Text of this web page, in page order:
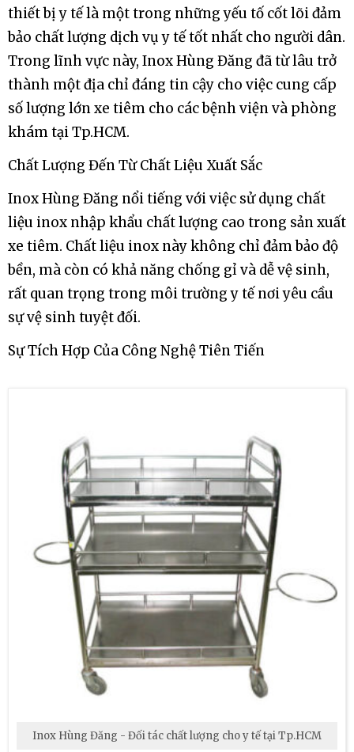
thiết bị y tế là một trong những yếu tố cốt lõi đảm
bảo chất lượng dịch vụ y tế tốt nhất cho người dân.
Trong lĩnh vực này, Inox Hùng Đăng đã từ lâu trở
thành một địa chỉ đáng tin cậy cho việc cung cấp
số lượng lớn xe tiêm cho các bệnh viện và phòng
khám tại Tp.HCM.
Chất Lượng Đến Từ Chất Liệu Xuất Sắc
Inox Hùng Đăng nổi tiếng với việc sử dụng chất
liệu inox nhập khẩu chất lượng cao trong sản xuất
xe tiêm. Chất liệu inox này không chỉ đảm bảo độ
bền, mà còn có khả năng chống gỉ và dễ vệ sinh,
rất quan trọng trong môi trường y tế nơi yêu cầu
sự vệ sinh tuyệt đối.
Sự Tích Hợp Của Công Nghệ Tiên Tiến
Inox Hùng Đăng - Đối tác chất lượng cho y tế tại Tp.HCM